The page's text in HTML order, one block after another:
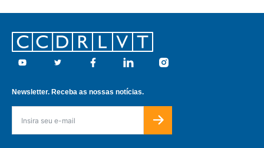
Footer
Youtube Twitter Facebook Linkedin Instagram
Newsletter. Receba as nossas notícias.